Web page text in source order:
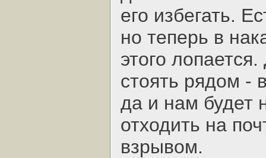
его избегать.
но теперь в
этого
стоять рядом -
да и нам будет
отходить на
взрывом.